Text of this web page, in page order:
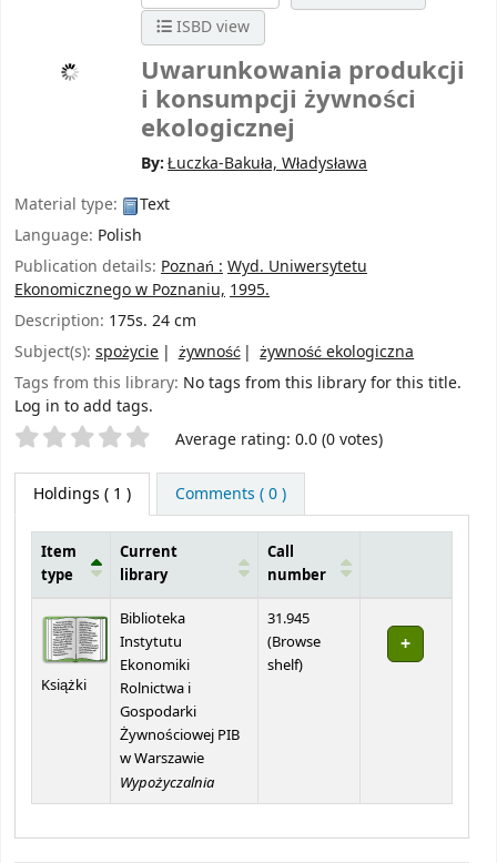
ISBD view
Uwarunkowania produkcji
i konsumpcji żywności
ekologicznej
By:Łuczka-Bakuła, Władysława
Material type:
Text
Language: Polish
Publication details: Poznań :Wyd. Uniwersytetu
Ekonomicznego w Poznaniu,1995.
Description: 175s. 24 cm
Subject(s): spożycie żywność
żywność ekologiczna
Tags from this library: No tags from this library for this title.
Log in to add tags.
Star ratings Average rating: 0.0 (0 votes)
Holdings ( 1 ) Comments ( 0 )
Item
type
Current
library
Call
number
Książki
Biblioteka
Instytutu
Ekonomiki
Rolnictwa i
Gospodarki
Żywnościowej PIB
w Warszawie
Wypożyczalnia
31.945
(Browse
shelf(Opens below)
)